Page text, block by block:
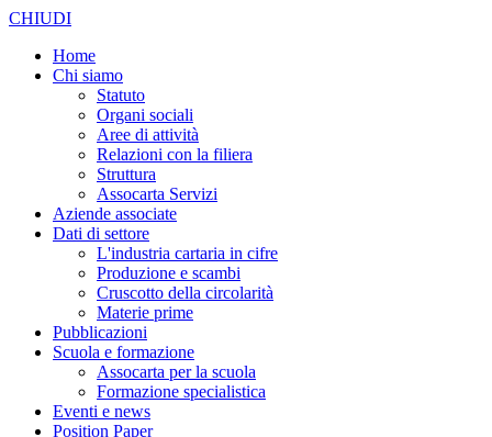
CHIUDI
Home
Chi siamo
Statuto
Organi sociali
Aree di attività
Relazioni con la filiera
Struttura
Assocarta Servizi
Aziende associate
Dati di settore
L'industria cartaria in cifre
Produzione e scambi
Cruscotto della circolarità
Materie prime
Pubblicazioni
Scuola e formazione
Assocarta per la scuola
Formazione specialistica
Eventi e news
Position Paper